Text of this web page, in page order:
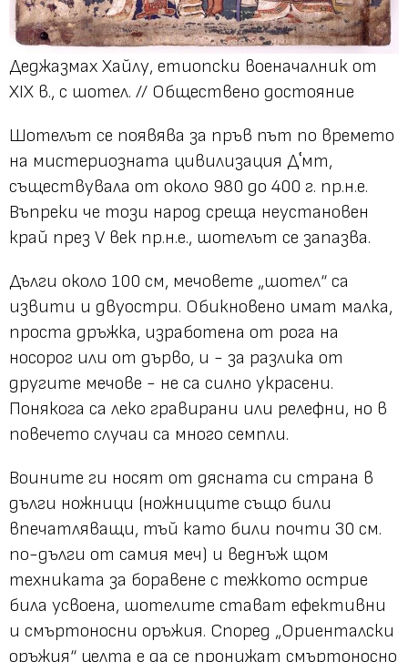
Деджазмах Хайлу, етиопски военачалник от
XIX в., с шотел. // Обществено достояние
Шотелът се появява за пръв път по времето
на мистериозната цивилизация Дʿмт,
съществувала от около 980 до 400 г. пр.н.е.
Въпреки че този народ среща неустановен
край през V век пр.н.е., шотелът се запазва.
Дълги около 100 см, мечовете „шотел“ са
извити и двуостри. Обикновено имат малка,
проста дръжка, изработена от рога на
носорог или от дърво, и - за разлика от
другите мечове - не са силно украсени.
Понякога са леко гравирани или релефни, но в
повечето случаи са много семпли.
Воините ги носят от дясната си страна в
дълги ножници (ножниците също били
впечатляващи, тъй като били почти 30 см.
по-дълги от самия меч) и веднъж щом
техниката за боравене с тежкото острие
била усвоена, шотелите стават ефективни
и смъртоносни оръжия. Според „Ориенталски
оръжия“ целта е да се пронижат смъртоносно